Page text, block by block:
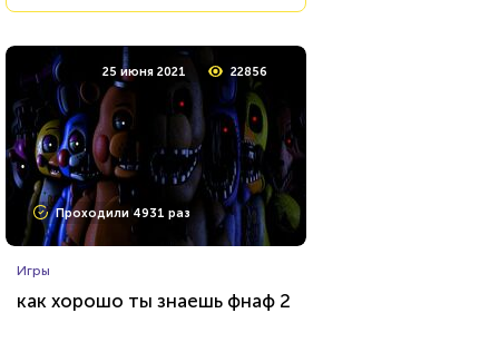
25 июня 2021 22856
Проходили 4931 раз
Игры
как хорошо ты знаешь фнаф 2